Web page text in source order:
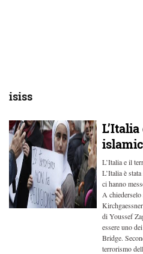
isiss
L’Italia e il
L’Italia è
ci hanno
A
di Youssef
essere uno
Bridge.
terrorismo